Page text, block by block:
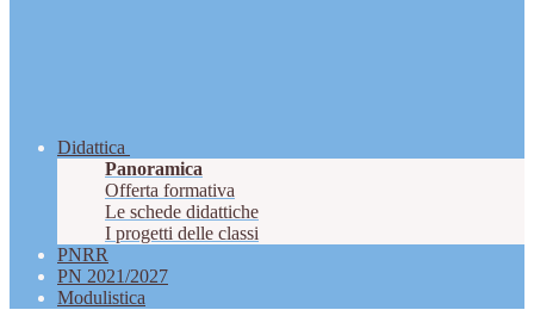
Didattica
Panoramica
Offerta formativa
Le schede didattiche
I progetti delle classi
PNRR
PN 2021/2027
Modulistica